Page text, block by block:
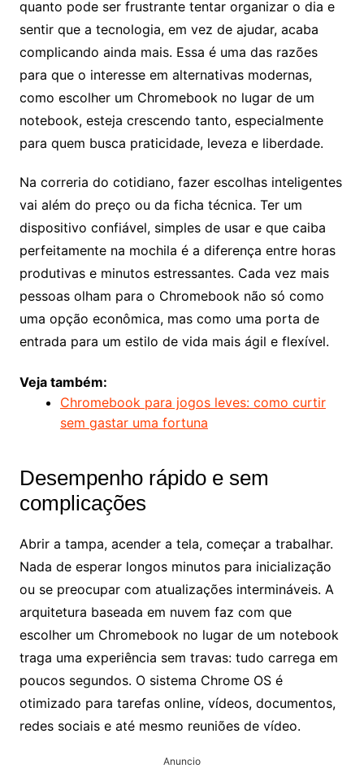
quanto pode ser frustrante tentar organizar o dia e
sentir que a tecnologia, em vez de ajudar, acaba
complicando ainda mais. Essa é uma das razões
para que o interesse em alternativas modernas,
como escolher um Chromebook no lugar de um
notebook, esteja crescendo tanto, especialmente
para quem busca praticidade, leveza e liberdade.
Na correria do cotidiano, fazer escolhas inteligentes
vai além do preço ou da ficha técnica. Ter um
dispositivo confiável, simples de usar e que caiba
perfeitamente na mochila é a diferença entre horas
produtivas e minutos estressantes. Cada vez mais
pessoas olham para o Chromebook não só como
uma opção econômica, mas como uma porta de
entrada para um estilo de vida mais ágil e flexível.
Veja também:
Chromebook para jogos leves: como curtir
sem gastar uma fortuna
Desempenho rápido e sem
complicações
Abrir a tampa, acender a tela, começar a trabalhar.
Nada de esperar longos minutos para inicialização
ou se preocupar com atualizações intermináveis. A
arquitetura baseada em nuvem faz com que
escolher um Chromebook no lugar de um notebook
traga uma experiência sem travas: tudo carrega em
poucos segundos. O sistema Chrome OS é
otimizado para tarefas online, vídeos, documentos,
redes sociais e até mesmo reuniões de vídeo.
Anuncio